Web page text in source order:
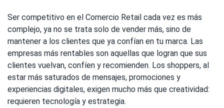
Ser competitivo en el Comercio Retail cada vez es más
complejo, ya no se trata solo de vender más, sino de
mantener a los clientes que ya confían en tu marca. Las
empresas más rentables son aquellas que logran que sus
clientes vuelvan, confíen y recomienden. Los shoppers, al
estar más saturados de mensajes, promociones y
experiencias digitales, exigen mucho más que creatividad:
requieren tecnología y estrategia.